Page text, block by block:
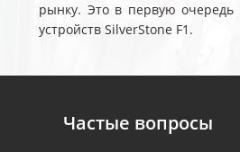
рынку. Это в первую очередь
устройств SilverStone F1.
Частые вопросы